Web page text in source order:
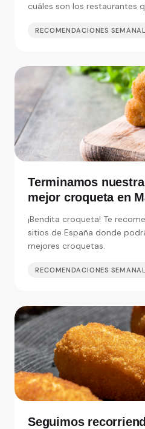
cuáles son los restaurantes
RECOMENDACIONES
Terminamos
mejor croqueta en
¡Bendita croqueta! Te
sitios de España donde
mejores croquetas.
RECOMENDACIONES
Seguimos